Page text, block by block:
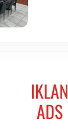
IKLAN
ADS